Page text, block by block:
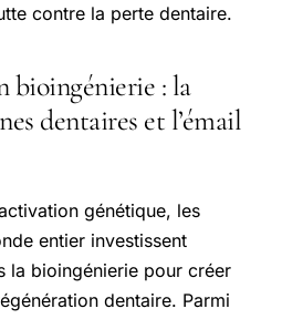
contre la perte dentaire.
bioingénierie : la
dentaires et l’émail
génétique, les
entier investissent
la bioingénierie pour créer
dentaire. Parmi